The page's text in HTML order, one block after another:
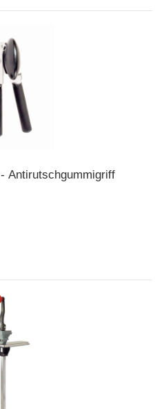
Dosenöffner Good Grips - Antirutschgummigriff